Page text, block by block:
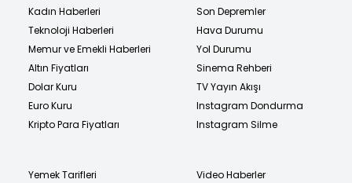
Kadın Haberleri
Teknoloji Haberleri
Memur ve Emekli Haberleri
Altın Fiyatları
Dolar Kuru
Euro Kuru
Kripto Para Fiyatları
Son Depremler
Hava Durumu
Yol Durumu
Sinema Rehberi
TV Yayın Akışı
Instagram Dondurma
Instagram Silme
Yemek Tarifleri
Video Haberler